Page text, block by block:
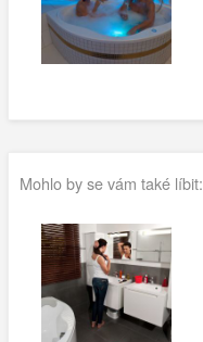
Mohlo by se vám také líbit: